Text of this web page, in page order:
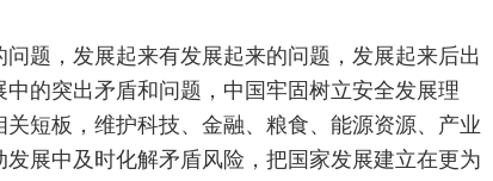
题，发展起来有发展起来的问题，发展起来后出
的突出矛盾和问题，中国牢固树立安全发展理
短板，维护科技、金融、粮食、能源资源、产业
展中及时化解矛盾风险，把国家发展建立在更为